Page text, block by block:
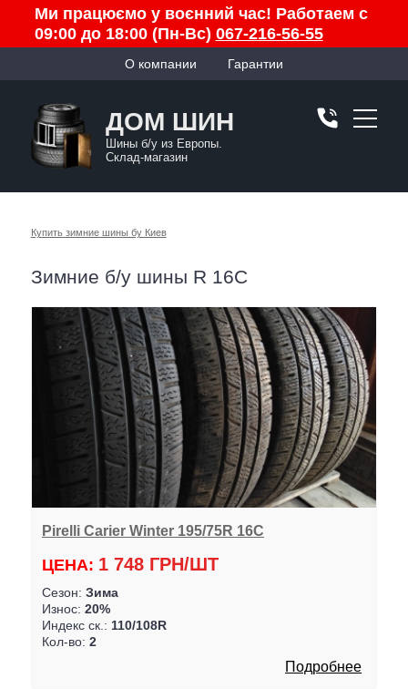
Ми працюємо у воєнний час! Работаем с
09:00 до 18:00 (Пн-Вс) 067-216-56-55
О компании Гарантии
ДОМ ШИН
Шины б/у из Европы.
Склад-магазин
Купить зимние шины бу Киев
Зимние б/у шины R 16C
Pirelli Carier Winter 195/75R 16C
ЦЕНА: 1 748 ГРН/ШТ
Сезон: Зима
Износ: 20%
Индекс ск.: 110/108R
Кол-во: 2
Подробнее